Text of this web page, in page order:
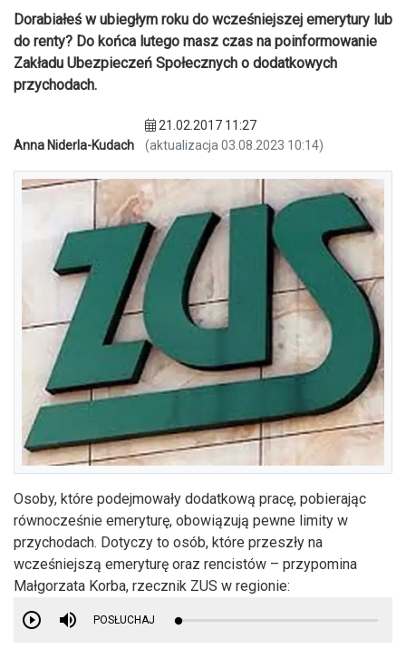
Dorabiałeś w ubiegłym roku do wcześniejszej emerytury lub
do renty? Do końca lutego masz czas na poinformowanie
Zakładu Ubezpieczeń Społecznych o dodatkowych
przychodach.
Anna Niderla-Kudach
21.02.2017 11:27
(aktualizacja 03.08.2023 10:14)
Osoby, które podejmowały dodatkową pracę, pobierając
równocześnie emeryturę, obowiązują pewne limity w
przychodach. Dotyczy to osób, które przeszły na
wcześniejszą emeryturę oraz rencistów – przypomina
Małgorzata Korba, rzecznik ZUS w regionie:
POSŁUCHAJ